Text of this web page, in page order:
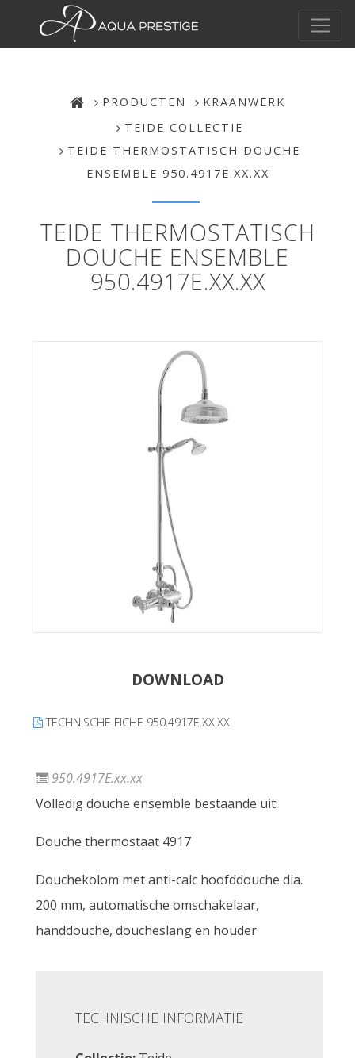
PRODUCTEN
KRAANWERK
TEIDE COLLECTIE
TEIDE THERMOSTATISCH DOUCHE
ENSEMBLE 950.4917E.XX.XX
TEIDE THERMOSTATISCH
DOUCHE ENSEMBLE
950.4917E.XX.XX
DOWNLOAD
TECHNISCHE FICHE 950.4917E.XX.XX
950.4917E.xx.xx
Volledig douche ensemble bestaande uit:
Douche thermostaat 4917
Douchekolom met anti-calc hoofddouche dia.
200 mm, automatische omschakelaar,
handdouche, doucheslang en houder
TECHNISCHE INFORMATIE